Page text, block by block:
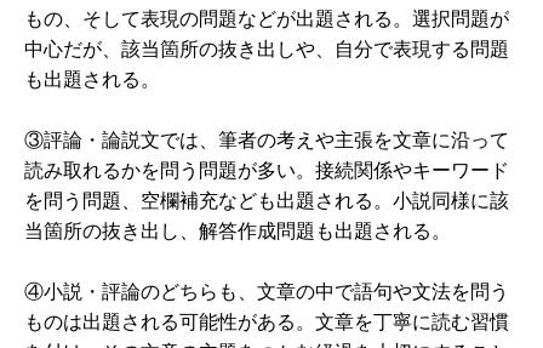
もの、そして表現の問題などが出題される。選択問題が
中心だが、該当箇所の抜き出しや、自分で表現する問題
も出題される。
③評論・論説文では、筆者の考えや主張を文章に沿って
読み取れるかを問う問題が多い。接続関係やキーワード
を問う問題、空欄補充なども出題される。小説同様に該
当箇所の抜き出し、解答作成問題も出題される。
④小説・評論のどちらも、文章の中で語句や文法を問う
ものは出題される可能性がある。文章を丁寧に読む習慣